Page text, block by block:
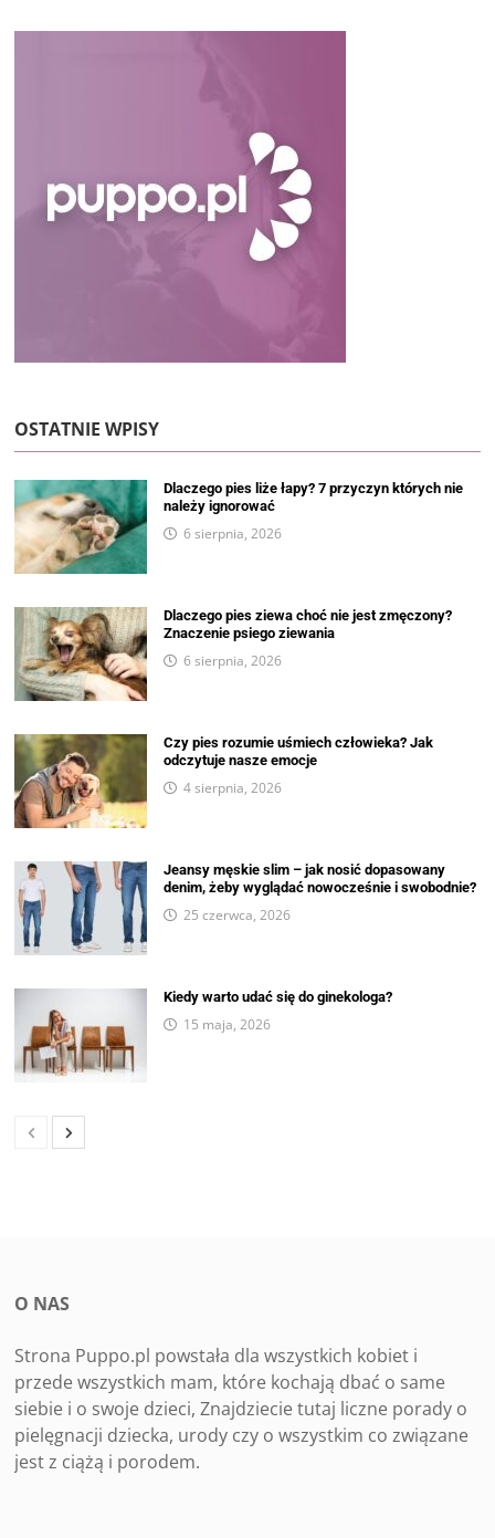
OSTATNIE WPISY
Dlaczego pies liże łapy? 7 przyczyn których nie
należy ignorować
6 sierpnia, 2026
Dlaczego pies ziewa choć nie jest zmęczony?
Znaczenie psiego ziewania
6 sierpnia, 2026
Czy pies rozumie uśmiech człowieka? Jak
odczytuje nasze emocje
4 sierpnia, 2026
Jeansy męskie slim – jak nosić dopasowany
denim, żeby wyglądać nowocześnie i swobodnie?
25 czerwca, 2026
Kiedy warto udać się do ginekologa?
15 maja, 2026
O NAS
Strona Puppo.pl powstała dla wszystkich kobiet i
przede wszystkich mam, które kochają dbać o same
siebie i o swoje dzieci, Znajdziecie tutaj liczne porady o
pielęgnacji dziecka, urody czy o wszystkim co związane
jest z ciążą i porodem.